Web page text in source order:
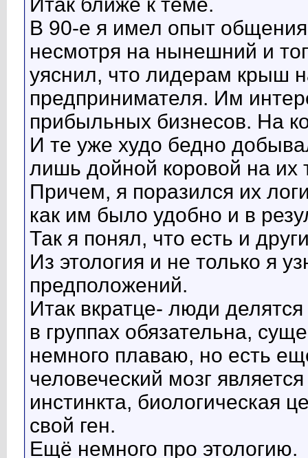
Итак ближе к теме.
В 90-е я имел опыт
несмотря на нынешний и
уяснил, что лидерам крыш
предпринимателя. Им
прибыльных бизнесов. На
И те уже худо бедно
лишь дойной коровой на их
Причем, я поразился их
как им было удобно и в
Так я понял, что есть и
Из этология и не только я
предположений.
Итак вкратце- люди
в группах обязательна,
немного плаваю, но есть
человеческий мозг
инстинкта, биологическая
свой ген.
Ещё немного про этологию.